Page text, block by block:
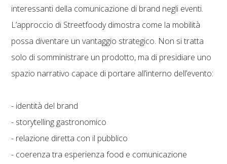
interessanti della comunicazione di brand negli eventi.
L’approccio di Streetfoody dimostra come la mobilità
possa diventare un vantaggio strategico. Non si tratta
solo di somministrare un prodotto, ma di presidiare uno
spazio narrativo capace di portare all’interno dell’evento:
- identità del brand
- storytelling gastronomico
- relazione diretta con il pubblico
- coerenza tra esperienza food e comunicazione